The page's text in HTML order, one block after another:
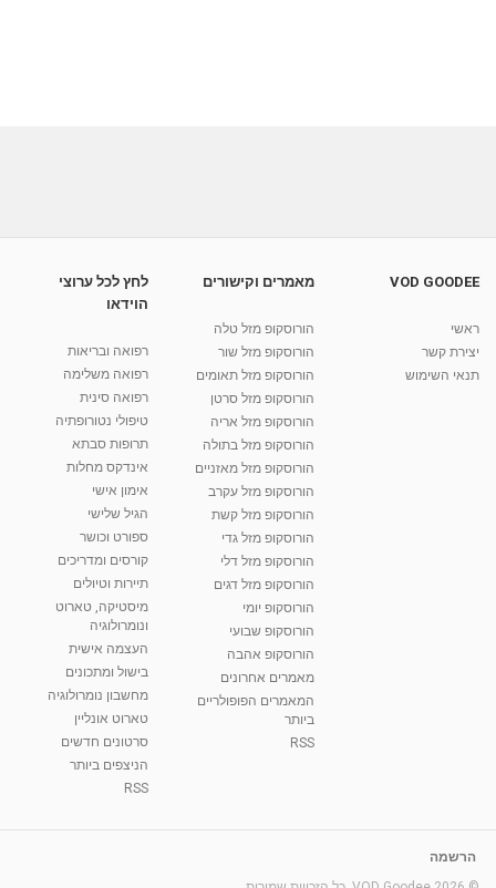
VOD GOODEE
ראשי
יצירת קשר
תנאי השימוש
מאמרים וקישורים
הורוסקופ מזל טלה
הורוסקופ מזל שור
הורוסקופ מזל תאומים
הורוסקופ מזל סרטן
הורוסקופ מזל אריה
הורוסקופ מזל בתולה
הורוסקופ מזל מאזניים
הורוסקופ מזל עקרב
הורוסקופ מזל קשת
הורוסקופ מזל גדי
הורוסקופ מזל דלי
הורוסקופ מזל דגים
הורוסקופ יומי
הורוסקופ שבועי
הורוסקופ אהבה
מאמרים אחרונים
המאמרים הפופולריים
ביותר
RSS
לחץ לכל ערוצי
הוידאו
רפואה ובריאות
רפואה משלימה
רפואה סינית
טיפולי נטורופתיה
תרופות סבתא
אינדקס מחלות
אימון אישי
הגיל שלישי
ספורט וכושר
קורסים ומדריכים
תיירות וטיולים
מיסטיקה, טארוט
ונומרולוגיה
העצמה אישית
בישול ומתכונים
מחשבון נומרולוגיה
טארוט אונליין
סרטונים חדשים
הניצפים ביותר
RSS
הרשמה